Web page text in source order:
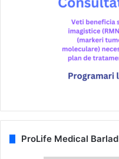
ProLife Medical Barlad